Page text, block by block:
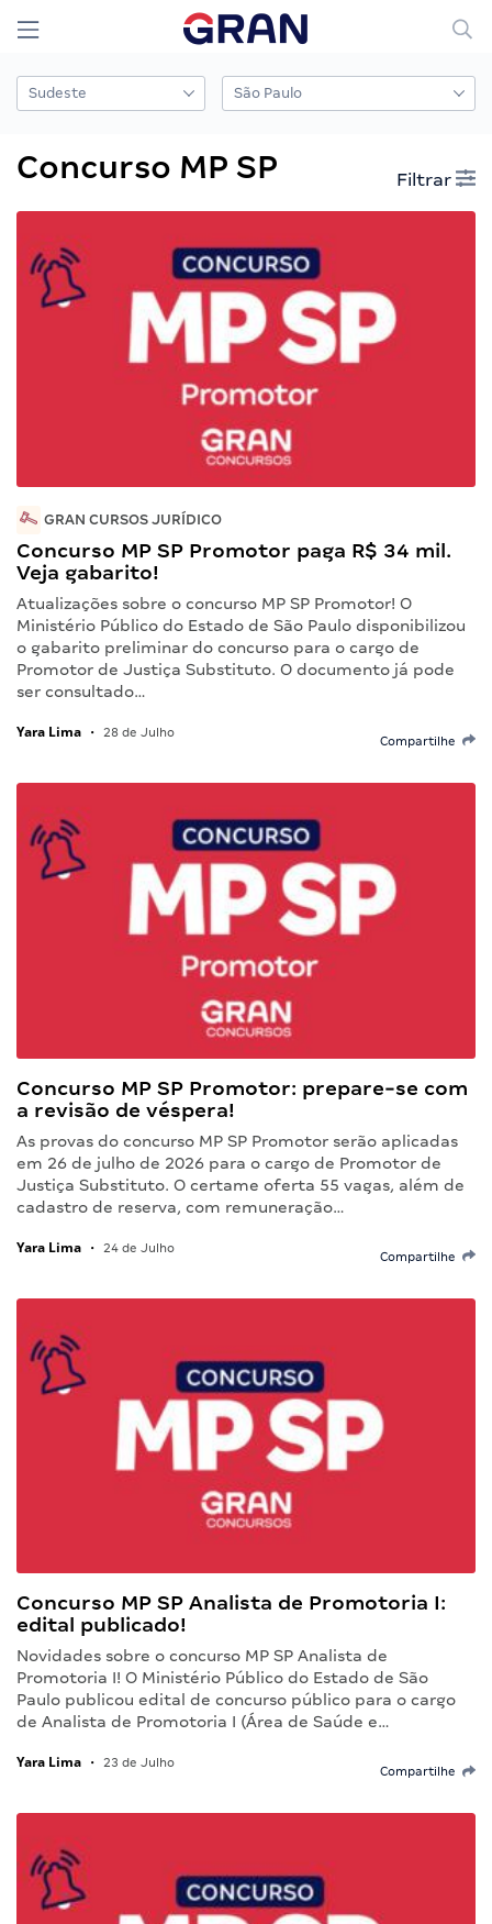
Concurso MP SP Filtrar
GRAN CURSOS JURÍDICO
Concurso MP SP Promotor paga R$ 34 mil.
Veja gabarito!
Atualizações sobre o concurso MP SP Promotor! O
Ministério Público do Estado de São Paulo disponibilizou
o gabarito preliminar do concurso para o cargo de
Promotor de Justiça Substituto. O documento já pode
ser consultado…
Yara Lima • 28 de Julho
Compartilhe
Concurso MP SP Promotor: prepare-se com
a revisão de véspera!
As provas do concurso MP SP Promotor serão aplicadas
em 26 de julho de 2026 para o cargo de Promotor de
Justiça Substituto. O certame oferta 55 vagas, além de
cadastro de reserva, com remuneração…
Yara Lima • 24 de Julho
Compartilhe
Concurso MP SP Analista de Promotoria I:
edital publicado!
Novidades sobre o concurso MP SP Analista de
Promotoria I! O Ministério Público do Estado de São
Paulo publicou edital de concurso público para o cargo
de Analista de Promotoria I (Área de Saúde e…
Yara Lima • 23 de Julho
Compartilhe